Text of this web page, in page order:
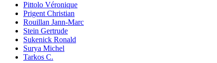
Pittolo Véronique
Prigent Christian
Rouillan Jann-Marc
Stein Gertrude
Sukenick Ronald
Surya Michel
Tarkos C.